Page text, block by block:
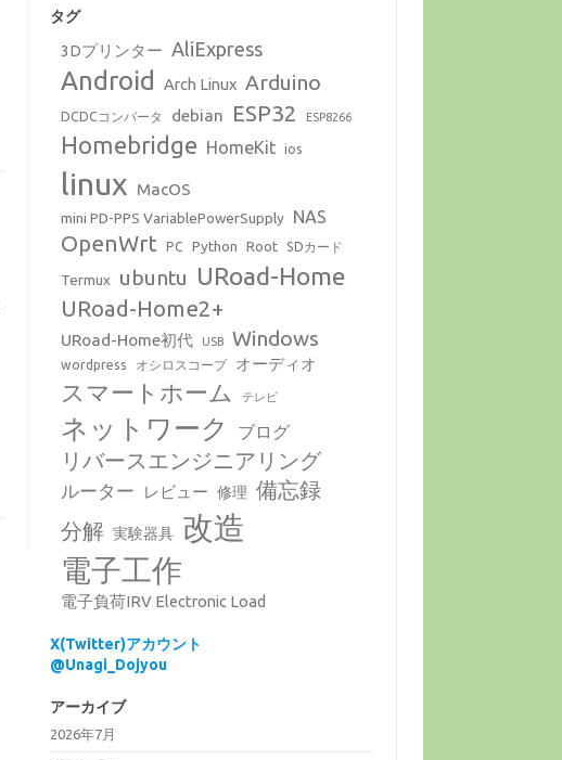
タグ
3Dプリンター AliExpress
Android Arch Linux Arduino
DCDCコンバータ debian ESP32 ESP8266
Homebridge HomeKit ios
linux MacOS
mini PD-PPS VariablePowerSupply NAS
OpenWrt PC Python Root SDカード
Termux ubuntu URoad-Home
URoad-Home2+
URoad-Home初代 USB Windows
wordpress オシロスコープ オーディオ
スマートホーム テレビ
ネットワーク ブログ
リバースエンジニアリング
ルーター レビュー 修理 備忘録
分解 実験器具 改造
電子工作
電子負荷IRV Electronic Load
X(Twitter)アカウント
@Unagi_Dojyou
アーカイブ
2026年7月